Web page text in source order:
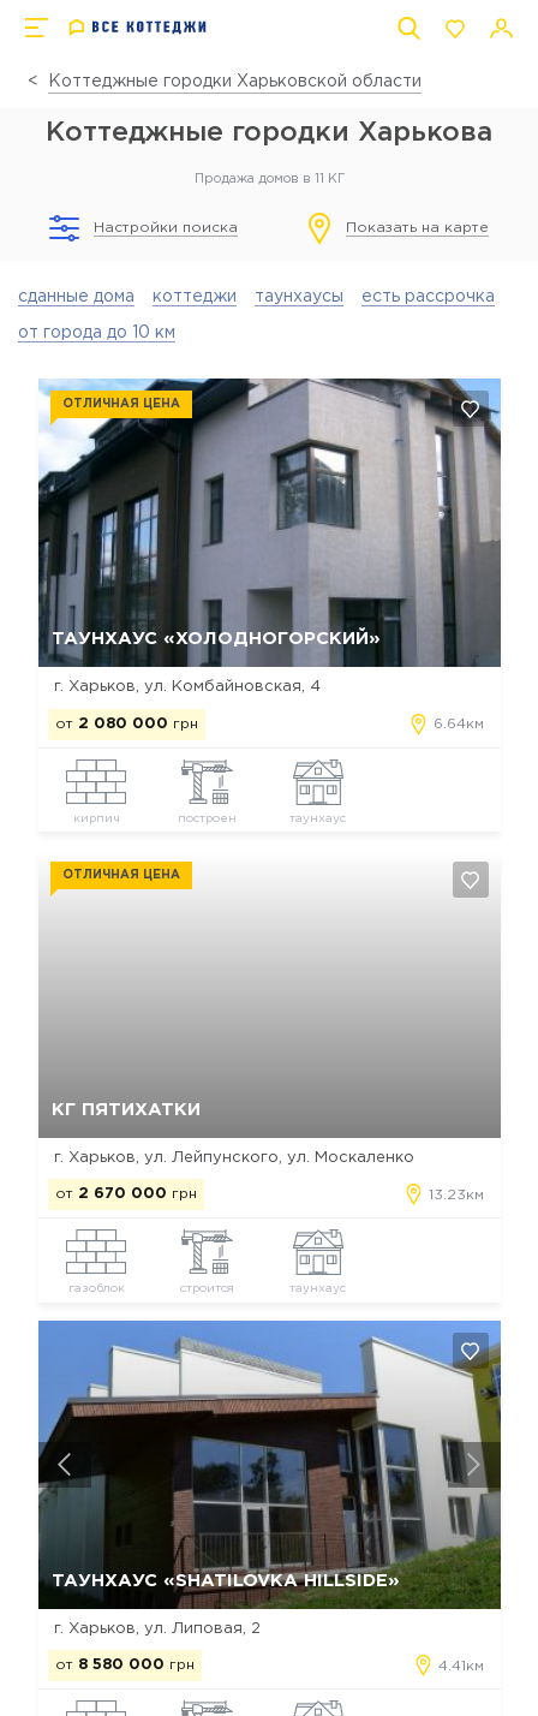
Коттеджные городки Харьковской области
Коттеджные городки Харькова
Продажа домов в 11 КГ
Настройки поиска Показать на карте
сданные дома коттеджи таунхаусы есть рассрочка
от города до 10 км
ТАУНХАУС «ХОЛОДНОГОРСКИЙ»
ОТЛИЧНАЯ ЦЕНА
г. Харьков, ул. Комбайновская, 4
от 2 080 000 грн 6.64км
кирпич построен таунхаус
КГ ПЯТИХАТКИ
ОТЛИЧНАЯ ЦЕНА
г. Харьков, ул. Лейпунского, ул. Москаленко
от 2 670 000 грн 13.23км
газоблок строится таунхаус
ТАУНХАУС «SHATILOVKA HILLSIDE»
г. Харьков, ул. Липовая, 2
от 8 580 000 грн 4.41км